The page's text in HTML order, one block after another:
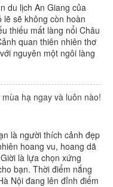
du lịch An Giang của
lẽ sẽ không còn hoàn
thiếu mất làng nổi Châu
quan thiên nhiên thơ
nguyên một ngôi làng
hạ ngay và luôn nào!
là người thích cảnh đẹp
hoang vu, hoang dã
là lựa chọn xứng
bạn. Thời điểm nắng
Nội đang lên đỉnh điểm